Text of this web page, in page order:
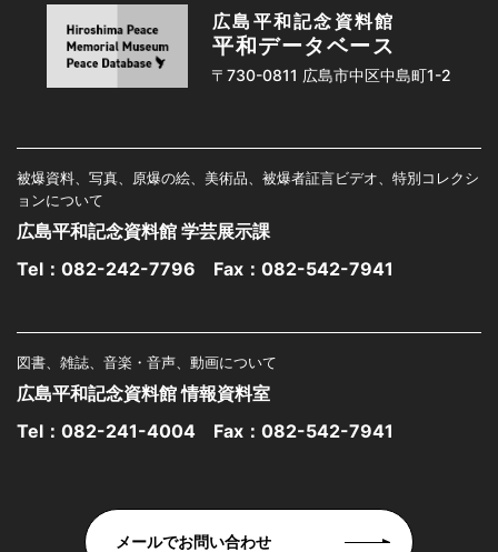
広島平和記念資料館
平和データベース
〒730-0811 広島市中区中島町1-2
被爆資料、写真、原爆の絵、美術品、被爆者証言ビデオ、特別コレクシ
ョンについて
広島平和記念資料館 学芸展示課
Tel： 082-242-7796 Fax：082-542-7941
図書、雑誌、音楽・音声、動画について
広島平和記念資料館 情報資料室
Tel： 082-241-4004 Fax：082-542-7941
メールでお問い合わせ